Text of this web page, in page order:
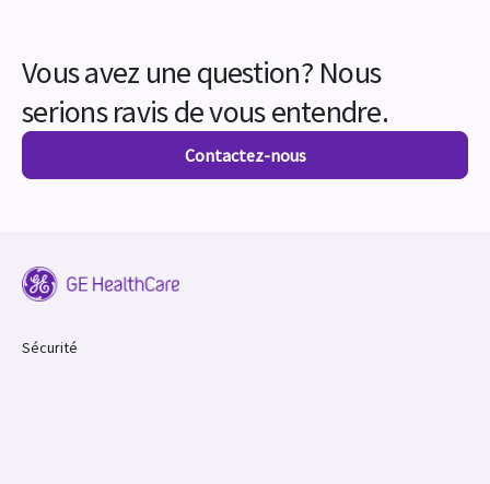
Vous avez une question? Nous
serions ravis de vous entendre.
Contactez-nous
Sécurité